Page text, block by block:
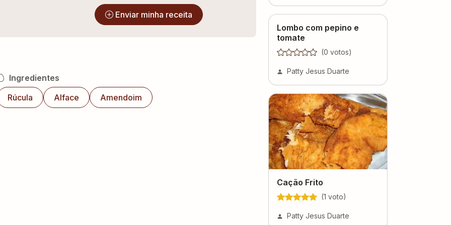
Enviar minha receita
Ingredientes
Rúcula
Alface Amendoim
Lombo com pepino e
tomate
(0 votos)
Patty Jesus Duarte
Cação Frito
(1 voto)
Patty Jesus Duarte